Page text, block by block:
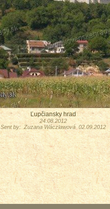
Ľupčiansky hrad
24.08.2012
Sent by: Zuzana Wáczlawová 02.09.2012